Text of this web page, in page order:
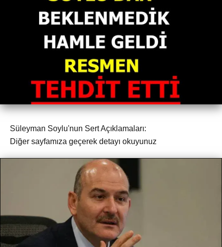
Süleyman Soylu'nun Sert Açıklamaları:
Diğer sayfamıza geçerek detayı okuyunuz